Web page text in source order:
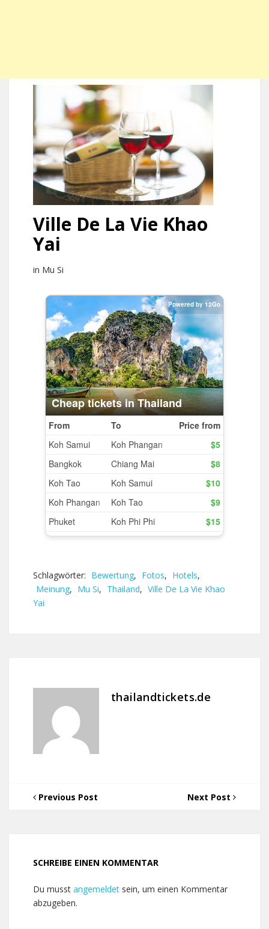
Ville De La Vie Khao
Yai
in Mu Si
Schlagwörter: Bewertung, Fotos, Hotels,
Meinung, Mu Si, Thailand, Ville De La Vie Khao
Yai
thailandtickets.de
Previous Post Next Post
SCHREIBE EINEN KOMMENTAR
Du musst angemeldet sein, um einen Kommentar
abzugeben.